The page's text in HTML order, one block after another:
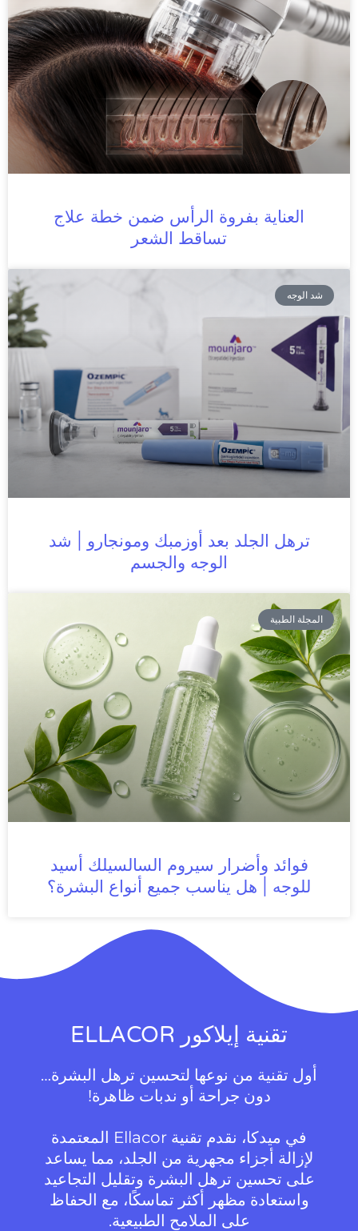
العناية بفروة الرأس ضمن خطة علاج
تساقط الشعر
شد الوجه
ترهل الجلد بعد أوزمبك ومونجارو | شد
الوجه والجسم
المجلة الطبية
فوائد وأضرار سيروم السالسيلك أسيد
للوجه | هل يناسب جميع أنواع البشرة؟
تقنية إيلاكور ELLACOR
أول تقنية من نوعها لتحسين ترهل البشرة…
دون جراحة أو ندبات ظاهرة!
في ميدكا، نقدم تقنية Ellacor المعتمدة
لإزالة أجزاء مجهرية من الجلد، مما يساعد
على تحسين ترهل البشرة وتقليل التجاعيد
واستعادة مظهر أكثر تماسكًا، مع الحفاظ
على الملامح الطبيعية.